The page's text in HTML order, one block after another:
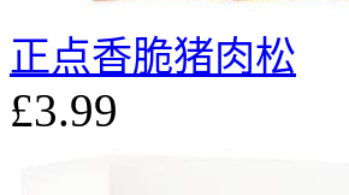
正点香脆猪肉松
£3.99